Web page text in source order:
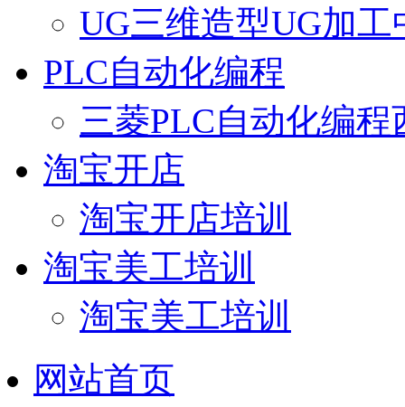
UG三维造型UG加工
PLC自动化编程
三菱PLC自动化编程
淘宝开店
淘宝开店培训
淘宝美工培训
淘宝美工培训
网站首页